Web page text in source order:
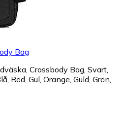
Bag
Crossbody Bag, Svart,
Röd, Gul, Orange, Guld, Grön,